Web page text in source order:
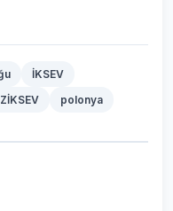
İKSEV
polonya